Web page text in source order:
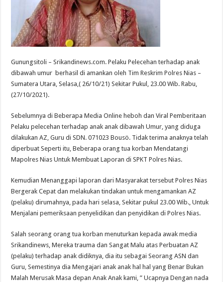
Gunungsitoli – Srikandinews.com. Pelaku Pelecehan terhadap anak
dibawah umur berhasil di amankan oleh Tim Reskrim Polres Nias –
Sumatera Utara, Selasa,( 26/10/21) Sekitar Pukul, 23.00 Wib. Rabu,
(27/10/2021).
Sebelumnya di Beberapa Media Online heboh dan Viral Pemberitaan
Pelaku pelecehan terhadap anak anak dibawah Umur, yang diduga
dilakukan AZ, Guru di SDN. 071023 Bousö. Tidak terima anaknya telah
diperbuat Seperti itu, Beberapa orang tua korban Mendatangi
Mapolres Nias Untuk Membuat Laporan di SPKT Polres Nias.
Kemudian Menanggapi laporan dari Masyarakat tersebut Polres Nias
Bergerak Cepat dan melakukan tindakan untuk mengamankan AZ
(pelaku) dirumahnya, pada hari selasa, Sekitar pukul 23.00 Wib., Untuk
Menjalani pemeriksaan penyelidikan dan penyidikan di Polres Nias.
Salah seorang orang tua korban menuturkan kepada awak media
Srikandinews, Mereka trauma dan Sangat Malu atas Perbuatan AZ
(pelaku) terhadap anak didiknya, dia itu sebagai Seorang ASN dan
Guru, Semestinya dia Mengajari anak anak hal hal yang Benar Bukan
Malah Merusak Masa depan Anak Anak kami, ” Ucapnya Dengan nada